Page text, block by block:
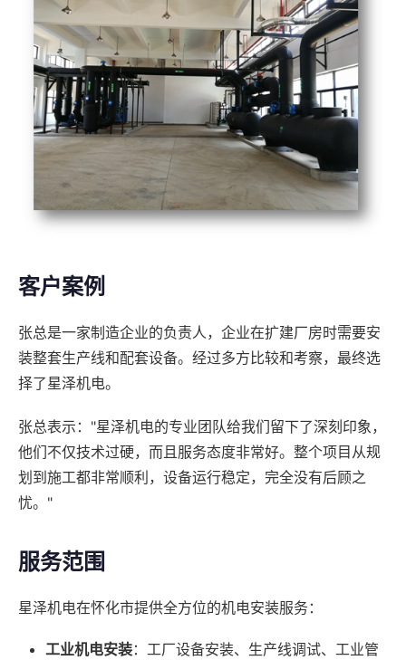
客户案例
张总是一家制造企业的负责人，企业在扩建厂房时需要安
装整套生产线和配套设备。经过多方比较和考察，最终选
择了星泽机电。
张总表示："星泽机电的专业团队给我们留下了深刻印象，
他们不仅技术过硬，而且服务态度非常好。整个项目从规
划到施工都非常顺利，设备运行稳定，完全没有后顾之
忧。"
服务范围
星泽机电在怀化市提供全方位的机电安装服务：
工业机电安装：工厂设备安装、生产线调试、工业管